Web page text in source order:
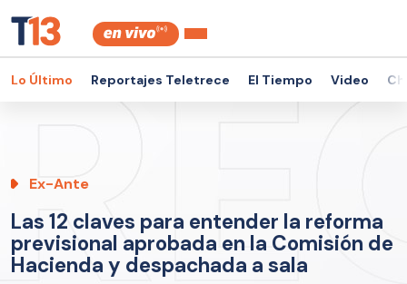
Lo Último Reportajes Teletrece El Tiempo Video
Ex-Ante
Las 12 claves para entender la reforma
previsional aprobada en la Comisión de
Hacienda y despachada a sala